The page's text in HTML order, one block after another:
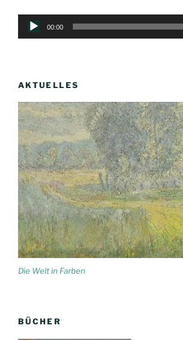
Audio-
00:00
AKTUELLES
Die Welt in Farben
BÜCHER